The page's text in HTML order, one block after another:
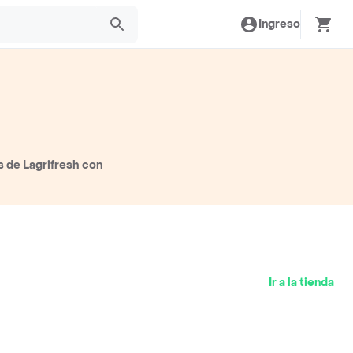
Ingreso
de Lagrifresh con
Ir a la tienda